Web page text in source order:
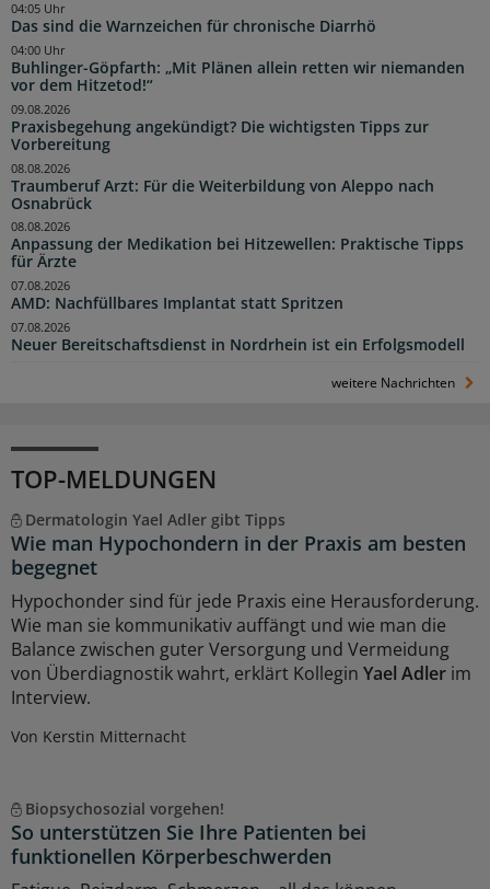
Das sind die Warnzeichen für chronische Diarrhö
04:05 Uhr
Buhlinger-Göpfarth: „Mit Plänen allein retten wir niemanden
vor dem Hitzetod!“
04:00 Uhr
Praxisbegehung angekündigt? Die wichtigsten Tipps zur
Vorbereitung
09.08.2026
Traumberuf Arzt: Für die Weiterbildung von Aleppo nach
Osnabrück
08.08.2026
Anpassung der Medikation bei Hitzewellen: Praktische Tipps
für Ärzte
08.08.2026
AMD: Nachfüllbares Implantat statt Spritzen
07.08.2026
Neuer Bereitschaftsdienst in Nordrhein ist ein Erfolgsmodell
07.08.2026
weitere Nachrichten
TOP-MELDUNGEN
Dermatologin Yael Adler gibt Tipps
Wie man Hypochondern in der Praxis am besten
begegnet
Hypochonder sind für jede Praxis eine Herausforderung.
Wie man sie kommunikativ auffängt und wie man die
Balance zwischen guter Versorgung und Vermeidung
von Überdiagnostik wahrt, erklärt Kollegin Yael Adler im
Interview.
Von Kerstin Mitternacht
Biopsychosozial vorgehen!
So unterstützen Sie Ihre Patienten bei
funktionellen Körperbeschwerden